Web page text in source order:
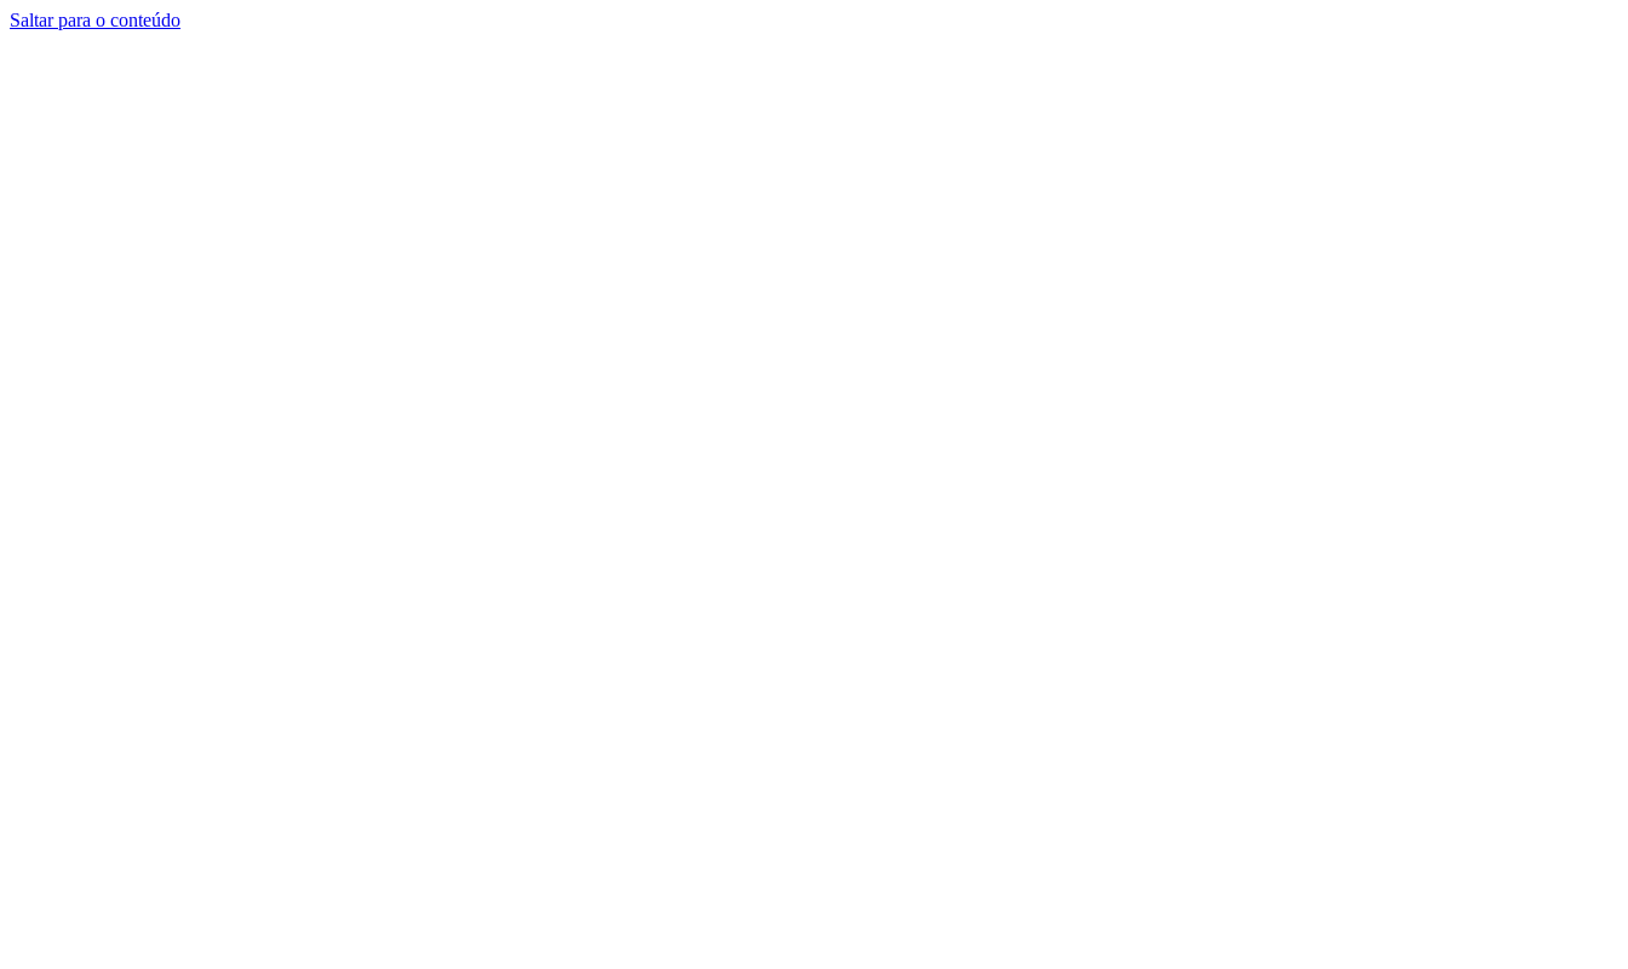
Saltar para o conteúdo